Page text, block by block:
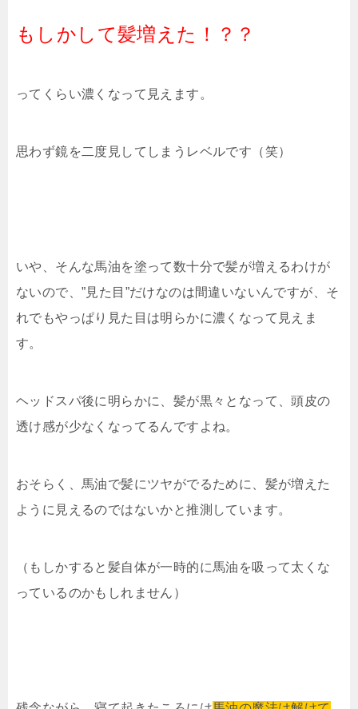
もしかして髪増えた！？？
ってくらい濃くなって見えます。
思わず鏡を二度見してしまうレベルです（笑）
いや、そんな馬油を塗って数十分で髪が増えるわけが
ないので、”見た目”だけなのは間違いないんですが、そ
れでもやっぱり見た目は明らかに濃くなって見えま
す。
ヘッドスパ後に明らかに、髪が黒々となって、頭皮の
透け感が少なくなってるんですよね。
おそらく、馬油で髪にツヤがでるために、髪が増えた
ように見えるのではないかと推測しています。
（もしかすると髪自体が一時的に馬油を吸って太くな
っているのかもしれません）